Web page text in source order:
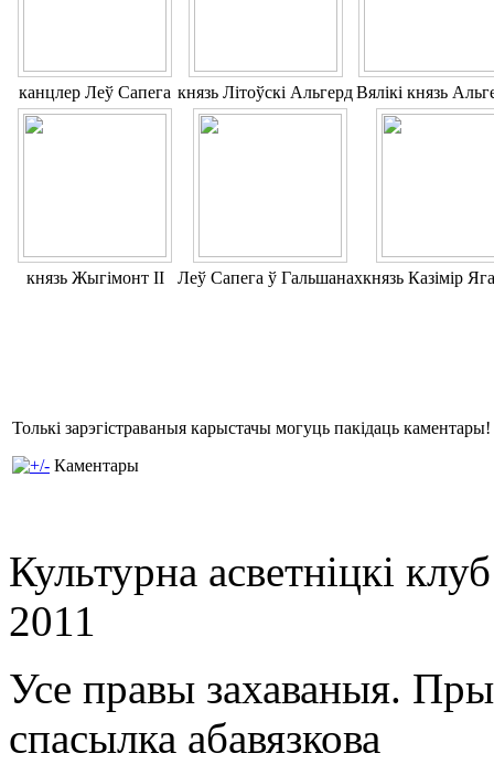
канцлер Леў Сапега князь Літоўскі АльгердВялікі князь
князь Жыгімонт ІІ Леў Сапега ў Гальшанахкнязь Казімір
Толькі зарэгістраваныя карыстачы могуць пакідаць каментары!
Каментары
Культурна асветнiцкi
2011
Усе правы захаваныя.
спасылка абавязкова